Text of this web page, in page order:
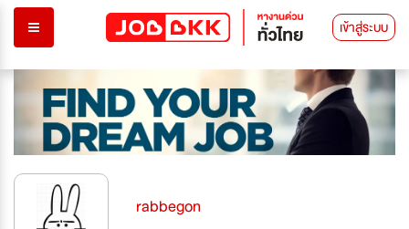
เข้าสู่ระบบ
rabbegon